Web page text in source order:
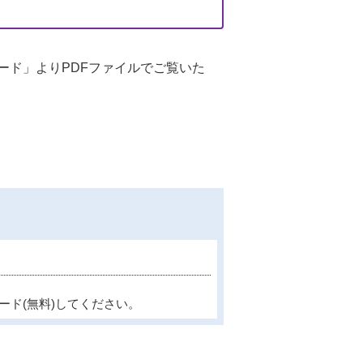
」よりPDFファイルでご覧いた
ド(無料)してください。